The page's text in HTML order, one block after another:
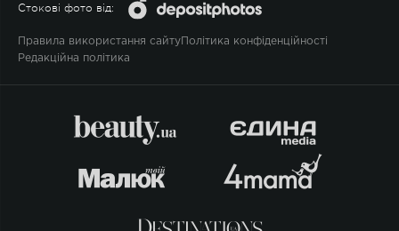
Стокові фото від:
Правила використання сайту Політика конфіденційності
Редакційна політика